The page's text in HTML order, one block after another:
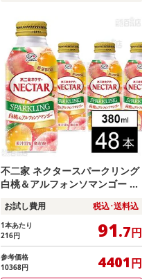
不二家 ネクタースパークリング
白桃＆アルフォンソマンゴー ボ
お試し費用 税込･送料込
1本あたり
216円 91.7円
参考価格
10368円
4401円